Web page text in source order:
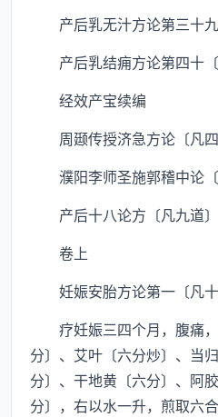
产后乳无汁方论第三十九
产后乳结痈方论第四十〔
经效产宝续编
周颋传授济急方论〔凡四
濮阳李师圣施郭稽中论〔
产后十八论方〔凡九道〕
卷上
妊娠安胎方论第一〔凡十
疗妊娠三四个月，腹痛，
分〕、艾叶〔六分炒〕、当
分〕、干地黄〔六分〕、阿
分〕，右以水一升，煎取六